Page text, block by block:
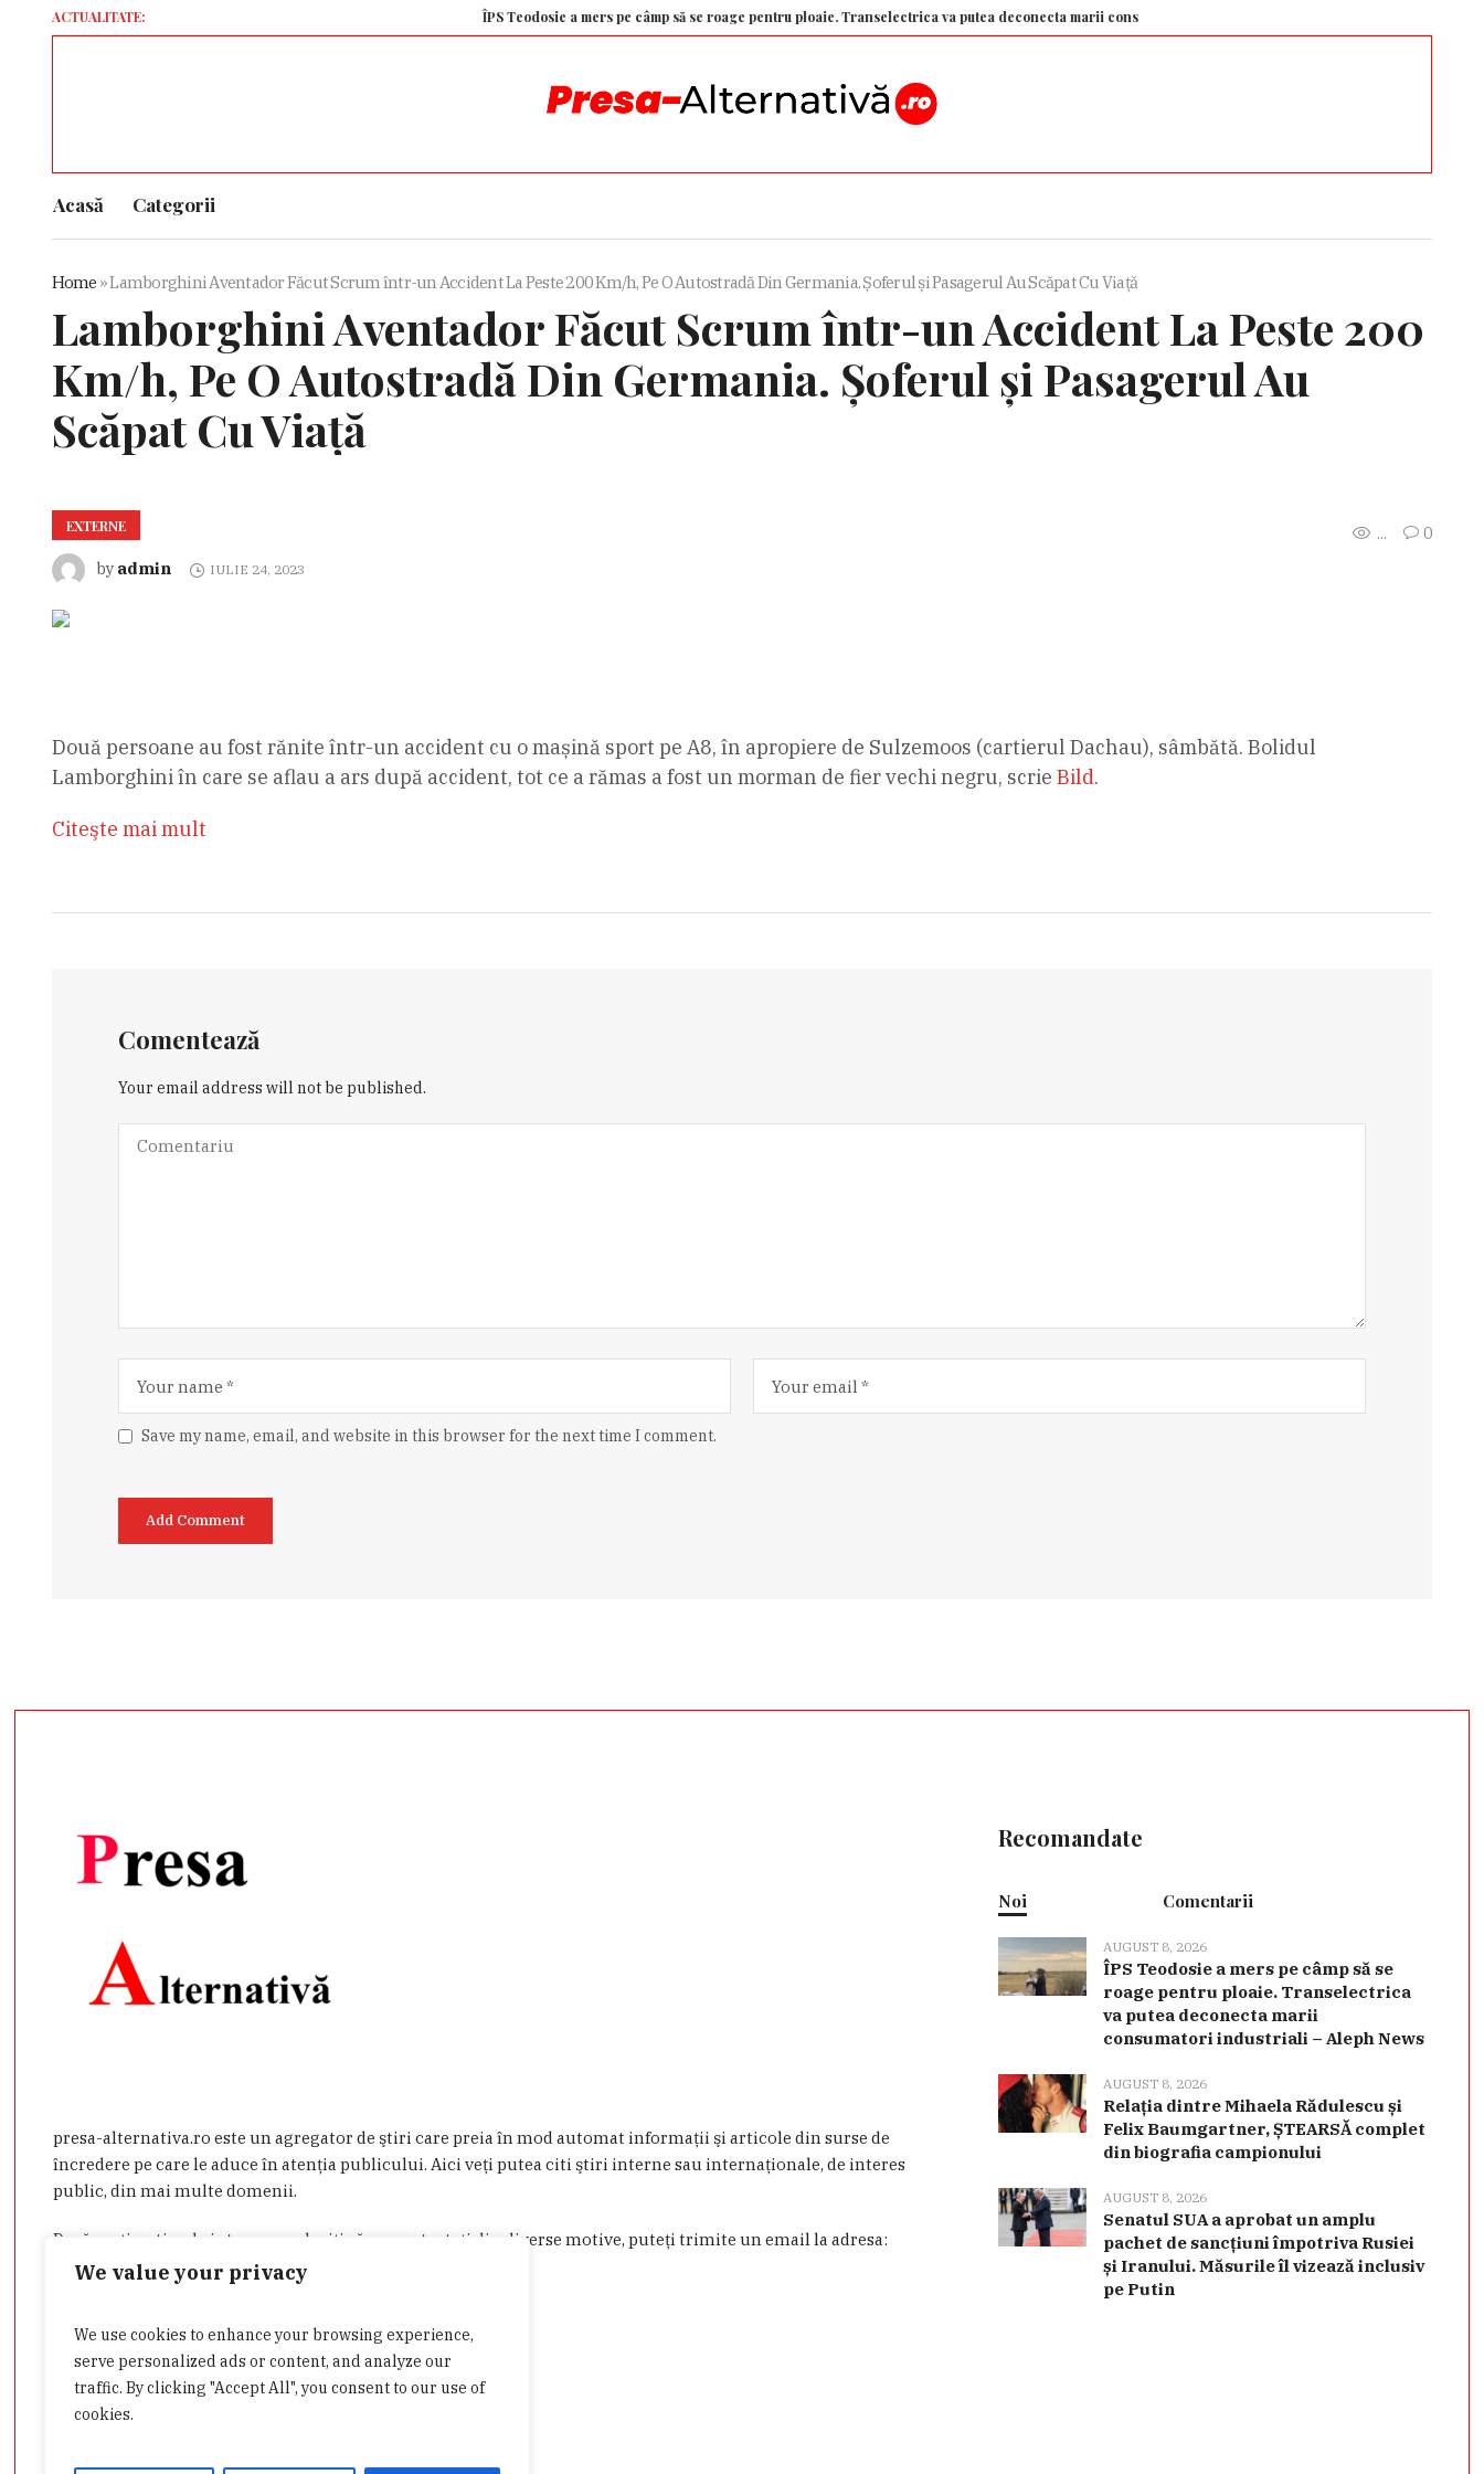
We value your privacy
We use cookies to enhance your browsing experience,
serve personalized ads or content, and analyze our
traffic. By clicking "Accept All", you consent to our use of
cookies.
ACTUALITATE: ÎPS Teodosie a mers pe câmp să se roage pentru ploaie. Transelectrica va putea deconecta marii consumatori industriali – Aleph News
Acasă Categorii
Home »Lamborghini Aventador Făcut Scrum într-un Accident La Peste 200 Km/h, Pe O Autostradă Din Germania. Șoferul și Pasagerul Au Scăpat Cu Viață
Lamborghini Aventador Făcut Scrum într-un Accident La Peste 200
Km/h, Pe O Autostradă Din Germania. Șoferul și Pasagerul Au
Scăpat Cu Viață
EXTERNE ...
0
by admin IULIE 24, 2023
Două persoane au fost rănite într-un accident cu o mașină sport pe A8, în apropiere de Sulzemoos (cartierul Dachau), sâmbătă. Bolidul
Lamborghini în care se aflau a ars după accident, ​​tot ce a rămas a fost un morman de fier vechi negru, scrie Bild.
Citeşte mai mult
Comentează
Your email address will not be published.
Save my name, email, and website in this browser for the next time I comment.
presa-alternativa.ro este un agregator de ştiri care preia în mod automat informaţii şi articole din surse de
încredere pe care le aduce în atenţia publicului. Aici veţi putea citi ştiri interne sau internaţionale, de interes
public, din mai multe domenii.
Dacă aveţi o ştire de interes sau doriţi să ne contactaţi din diverse motive, puteţi trimite un email la adresa:
admin@presa-alternativa.ro
Recomandate
Noi Comentarii
AUGUST 8, 2026
ÎPS Teodosie a mers pe câmp să se
roage pentru ploaie. Transelectrica
va putea deconecta marii
consumatori industriali – Aleph News
AUGUST 8, 2026
Relația dintre Mihaela Rădulescu și
Felix Baumgartner, ȘTEARSĂ complet
din biografia campionului
AUGUST 8, 2026
Senatul SUA a aprobat un amplu
pachet de sancțiuni împotriva Rusiei
și Iranului. Măsurile îl vizează inclusiv
pe Putin
Categorii